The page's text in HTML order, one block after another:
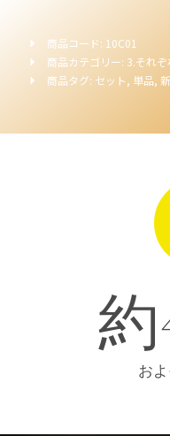
商品コード: 10C01
商品カテゴリー: 3.それ
商品タグ: セット, 単品,
お
約